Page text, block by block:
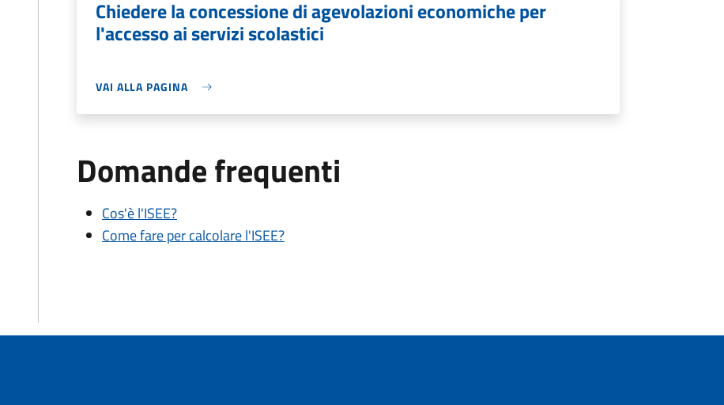
Chiedere la concessione di agevolazioni economiche per
l'accesso ai servizi scolastici
VAI ALLA PAGINA
Domande frequenti
Cos'è l'ISEE?
Come fare per calcolare l'ISEE?